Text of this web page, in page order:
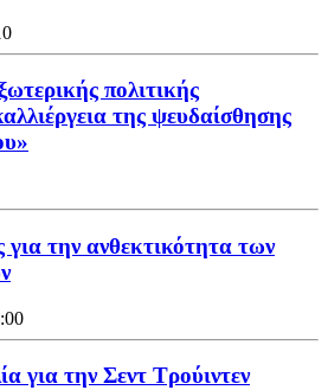
πολιτικής
της ψευδαίσθησης
για την ανθεκτικότητα των
για την Σεντ Τρούιντεν